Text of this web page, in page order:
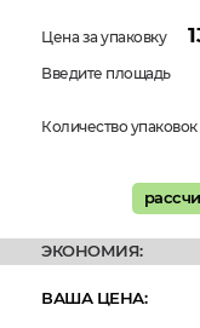
Цена за упаковку
Введите площадь
Количество упаковок
ЭКОНОМИЯ:
ВАША ЦЕНА: